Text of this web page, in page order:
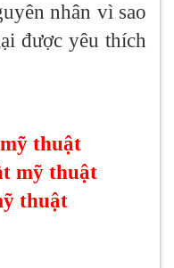
nhân vì sao
được yêu thích
thuật
mỹ thuật
thuật